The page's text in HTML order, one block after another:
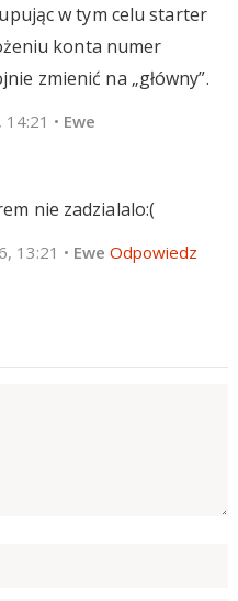
w tym celu starter
konta numer
zmienić na „główny”.
• Ewe
nie zadzialalo:(
13:21 • Ewe Odpowiedz